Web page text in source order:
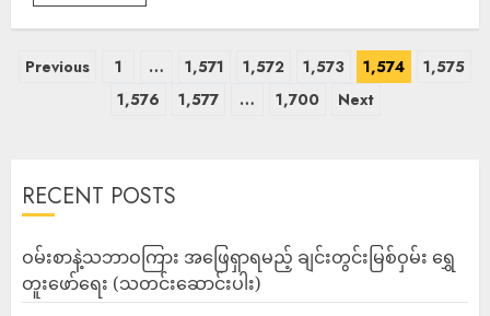
Previous 1 … 1,571 1,572 1,573 1,574
1,575
1,576
1,577 … 1,700 Next
RECENT POSTS
ဝမ်းစာနဲ့သဘာဝကြား အဖြေရှာရမည့် ချင်းတွင်းမြစ်ဝှမ်း ရွှေ
တူးဖော်ရေး (သတင်းဆောင်းပါး)